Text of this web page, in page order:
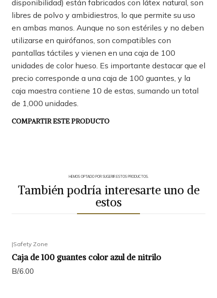
disponibilidad) están fabricados con látex natural, son
libres de polvo y ambidiestros, lo que permite su uso
en ambas manos. Aunque no son estériles y no deben
utilizarse en quirófanos, son compatibles con
pantallas táctiles y vienen en una caja de 100
unidades de color hueso. Es importante destacar que el
precio corresponde a una caja de 100 guantes, y la
caja maestra contiene 10 de estas, sumando un total
de 1,000 unidades.
COMPARTIR ESTE PRODUCTO
HEMOS OPTADO POR SUGERIR ESTOS PRODUCTOS.
También podría interesarte uno de
estos
|Safety Zone
Caja de 100 guantes color azul de nitrilo
B/.6.00